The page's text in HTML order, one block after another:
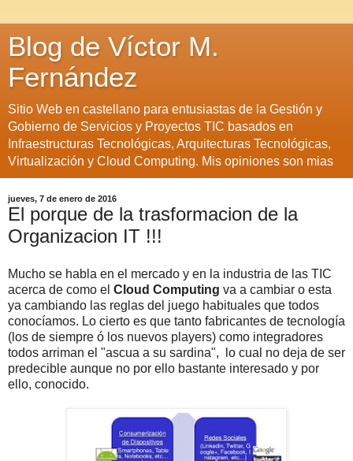
Blog de Víctor M.
Fernández
Sitio Web en castellano para entusiastas de la Gestión y
Gobierno de Servicios y Proyectos TIC basados en
Infraestructuras Tecnológicas, Arquitecturas Tecnológicas,
Virtualización y Cloud Computing. Mis opiniones son mias
jueves, 7 de enero de 2016
El porque de la trasformacion de la
Organizacion IT !!!
Mucho se habla en el mercado y en la industria de las TIC
acerca de como el Cloud Computing va a cambiar o esta
ya cambiando las reglas del juego habituales que todos
conocíamos. Lo cierto es que tanto fabricantes de tecnología
(los de siempre ó los nuevos players) como integradores
todos arriman el "ascua a su sardina", lo cual no deja de ser
predecible aunque no por ello bastante interesado y por
ello, conocido.